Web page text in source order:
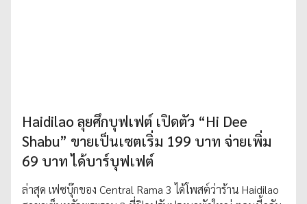
Haidilao ลุยศึกบุฟเฟต์ เปิดตัว “Hi Dee
Shabu” ขายเป็นเซตเริ่ม 199 บาท จ่ายเพิ่ม
69 บาท ได้บาร์บุฟเฟต์
ล่าสุด เฟซบุ๊กของ Central Rama 3 ได้โพสต์ว่าร้าน Haidilao